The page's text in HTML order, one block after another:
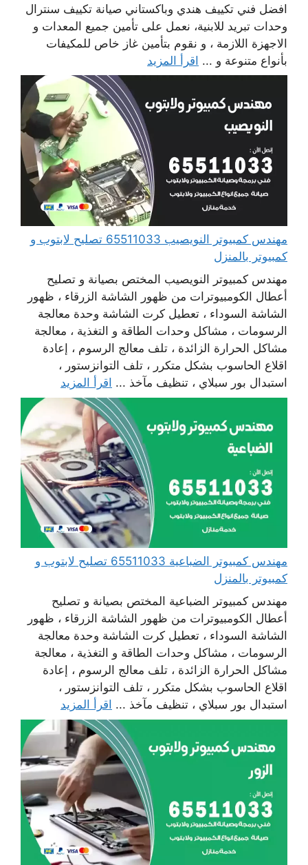
افضل فني تكييف هندي وباكستاني صيانة تكييف سنترال
وحدات تبريد للابنية، نعمل على تأمين جميع المعدات و
الاجهزة اللازمة ، و نقوم بتأمين غاز خاص للمكيفات
بأنواع متنوعة و ... اقرأ المزيد
مهندس كمبيوتر النويصيب 65511033 تصليح لابتوب و
كمبيوتر بالمنزل
مهندس كمبيوتر النويصيب المختص بصيانة و تصليح
أعطال الكومبيوترات من ظهور الشاشة الزرقاء ، ظهور
الشاشة السوداء ، تعطيل كرت الشاشة وحدة معالجة
الرسومات ، مشاكل وحدات الطاقة و التغذية ، معالجة
مشاكل الحرارة الزائدة ، تلف معالج الرسوم ، إعادة
اقلاع الحاسوب بشكل متكرر ، تلف التوانزستور ،
استبدال بور سبلاي ، تنظيف مآخذ ... اقرأ المزيد
مهندس كمبيوتر الضباعية 65511033 تصليح لابتوب و
كمبيوتر بالمنزل
مهندس كمبيوتر الضباعية المختص بصيانة و تصليح
أعطال الكومبيوترات من ظهور الشاشة الزرقاء ، ظهور
الشاشة السوداء ، تعطيل كرت الشاشة وحدة معالجة
الرسومات ، مشاكل وحدات الطاقة و التغذية ، معالجة
مشاكل الحرارة الزائدة ، تلف معالج الرسوم ، إعادة
اقلاع الحاسوب بشكل متكرر ، تلف التوانزستور ،
استبدال بور سبلاي ، تنظيف مآخذ ... اقرأ المزيد